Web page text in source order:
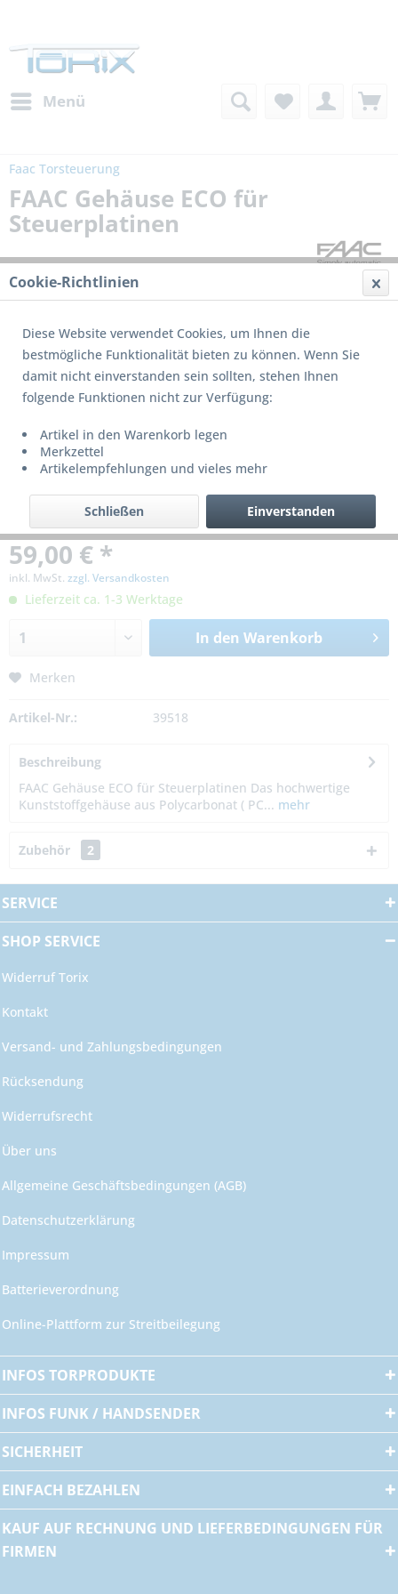
Menü
Faac Torsteuerung
FAAC Gehäuse ECO für
Steuerplatinen
59,00 € *
inkl. MwSt. zzgl. Versandkosten
Lieferzeit ca. 1-3 Werktage
In den Warenkorb
Merken
Artikel-Nr.: 39518
Beschreibung
FAAC Gehäuse ECO für Steuerplatinen Das hochwertige
Kunststoffgehäuse aus Polycarbonat ( PC... mehr
Zubehör 2
SERVICE
SHOP SERVICE
Widerruf Torix
Kontakt
Versand- und Zahlungsbedingungen
Rücksendung
Widerrufsrecht
Über uns
Allgemeine Geschäftsbedingungen (AGB)
Datenschutzerklärung
Impressum
Batterieverordnung
Online-Plattform zur Streitbeilegung
INFOS TORPRODUKTE
INFOS FUNK / HANDSENDER
SICHERHEIT
EINFACH BEZAHLEN
KAUF AUF RECHNUNG UND LIEFERBEDINGUNGEN FÜR
FIRMEN
Cookie-Richtlinien
Diese Website verwendet Cookies, um Ihnen die
bestmögliche Funktionalität bieten zu können. Wenn Sie
damit nicht einverstanden sein sollten, stehen Ihnen
folgende Funktionen nicht zur Verfügung:
Artikel in den Warenkorb legen
Merkzettel
Artikelempfehlungen und vieles mehr
Einverstanden
Schließen